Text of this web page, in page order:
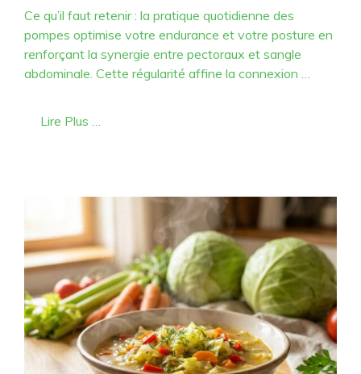
Ce qu’il faut retenir : la pratique quotidienne des
pompes optimise votre endurance et votre posture en
renforçant la synergie entre pectoraux et sangle
abdominale. Cette régularité affine la connexion …
Lire Plus …